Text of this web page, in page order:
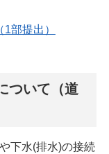
部提出）
ついて（道
下水(排水)の接続